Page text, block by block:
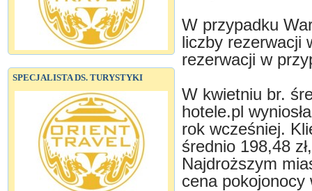
SPECJALISTA DS. TURYSTYKI
W przypadku
liczby rezerwacji
rezerwacji w
W kwietniu br.
hotele.pl
rok wcześniej.
średnio 198,48
Najdroższym
cena pokojonocy